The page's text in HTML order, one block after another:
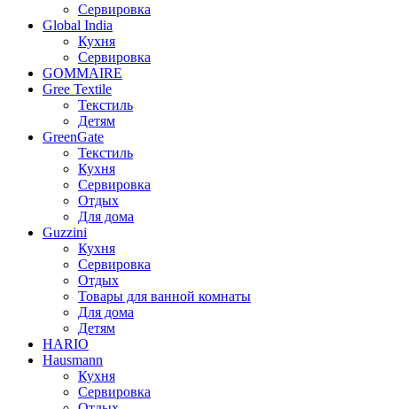
Сервировка
Global India
Кухня
Сервировка
GOMMAIRE
Gree Textile
Текстиль
Детям
GreenGate
Текстиль
Кухня
Сервировка
Отдых
Для дома
Guzzini
Кухня
Сервировка
Отдых
Товары для ванной комнаты
Для дома
Детям
HARIO
Hausmann
Кухня
Сервировка